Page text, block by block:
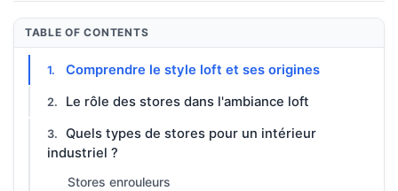
TABLE OF CONTENTS
Comprendre le style loft et ses origines
Le rôle des stores dans l'ambiance loft
Quels types de stores pour un intérieur
industriel ?
Stores enrouleurs